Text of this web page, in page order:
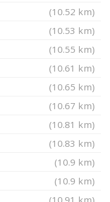
(10.52 km)
(10.53 km)
(10.55 km)
(10.61 km)
(10.65 km)
(10.67 km)
(10.81 km)
(10.83 km)
(10.9 km)
(10.9 km)
(10.91 km)